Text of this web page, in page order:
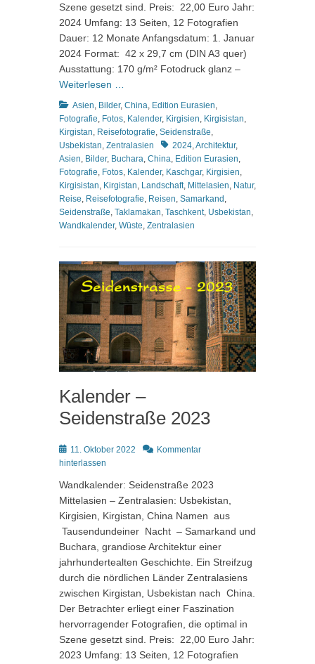
Szene gesetzt sind. Preis: 22,00 Euro Jahr:
2024 Umfang: 13 Seiten, 12 Fotografien
Dauer: 12 Monate Anfangsdatum: 1. Januar
2024 Format: 42 x 29,7 cm (DIN A3 quer)
Ausstattung: 170 g/m² Fotodruck glanz –
Weiterlesen …
Kategorien
Asien, Bilder, China, Edition Eurasien,
Fotografie, Fotos, Kalender, Kirgisien, Kirgisistan,
Kirgistan, Reisefotografie, Seidenstraße,
Usbekistan, Zentralasien Schlagworte
2024,Architektur,
Asien, Bilder, Buchara, China, Edition Eurasien,
Fotografie, Fotos, Kalender, Kaschgar, Kirgisien,
Kirgisistan, Kirgistan, Landschaft, Mittelasien, Natur,
Reise, Reisefotografie, Reisen, Samarkand,
Seidenstraße, Taklamakan, Taschkent, Usbekistan,
Wandkalender, Wüste, Zentralasien
Kalender –
Seidenstraße 2023
Posted
on
11. Oktober 2022
Kommentar
hinterlassen
Wandkalender: Seidenstraße 2023
Mittelasien – Zentralasien: Usbekistan,
Kirgisien, Kirgistan, China Namen aus
Tausendundeiner Nacht – Samarkand und
Buchara, grandiose Architektur einer
jahrhundertealten Geschichte. Ein Streifzug
durch die nördlichen Länder Zentralasiens
zwischen Kirgistan, Usbekistan nach China.
Der Betrachter erliegt einer Faszination
hervorragender Fotografien, die optimal in
Szene gesetzt sind. Preis: 22,00 Euro Jahr:
2023 Umfang: 13 Seiten, 12 Fotografien